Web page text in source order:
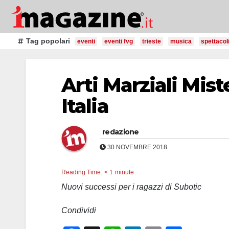
Salta
contenutoTag popolari eventi eventi fvg trieste musica spettacoli
Arti Marziali
Italia
redazione
30 NOVEMBRE 2018
Reading Time: < 1 minute
Nuovi successi per i ragazzi di Subotic
Condividi